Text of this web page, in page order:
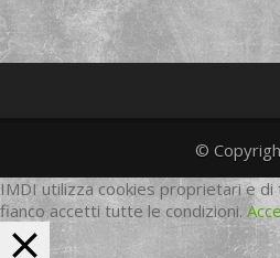
©
IMDI utilizza cookies proprietari e
fianco accetti tutte le condizioni.